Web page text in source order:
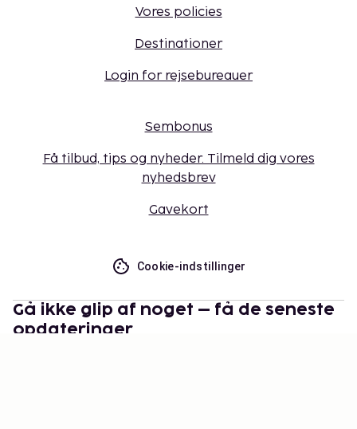
Vores policies
Destinationer
Login for rejsebureauer
Sembonus
Få tilbud, tips og nyheder. Tilmeld dig vores
nyhedsbrev
Gavekort
Cookie-indstillinger
Gå ikke glip af noget – få de seneste
opdateringer